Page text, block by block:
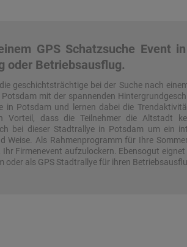
GPS Schatzsuche Event
oder Betriebsausflug.
geschichtsträchtige bei der Suche nach
mit der spannenden
in Potsdam und lernen dabei die
Vorteil, dass die Teilnehmer die Altstadt
bei dieser Stadtrallye in Potsdam um ein
Weise. Als Rahmenprogramm für Ihre
Firmenevent aufzulockern. Ebensogut
als GPS Stadtrallye für ihren